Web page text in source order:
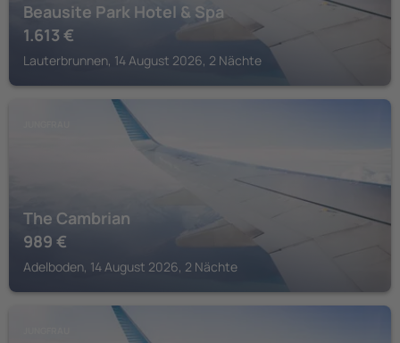
Beausite Park Hotel & Spa
1.613 €
Lauterbrunnen, 14 August 2026, 2 Nächte
The Cambrian
989 €
Adelboden, 14 August 2026, 2 Nächte